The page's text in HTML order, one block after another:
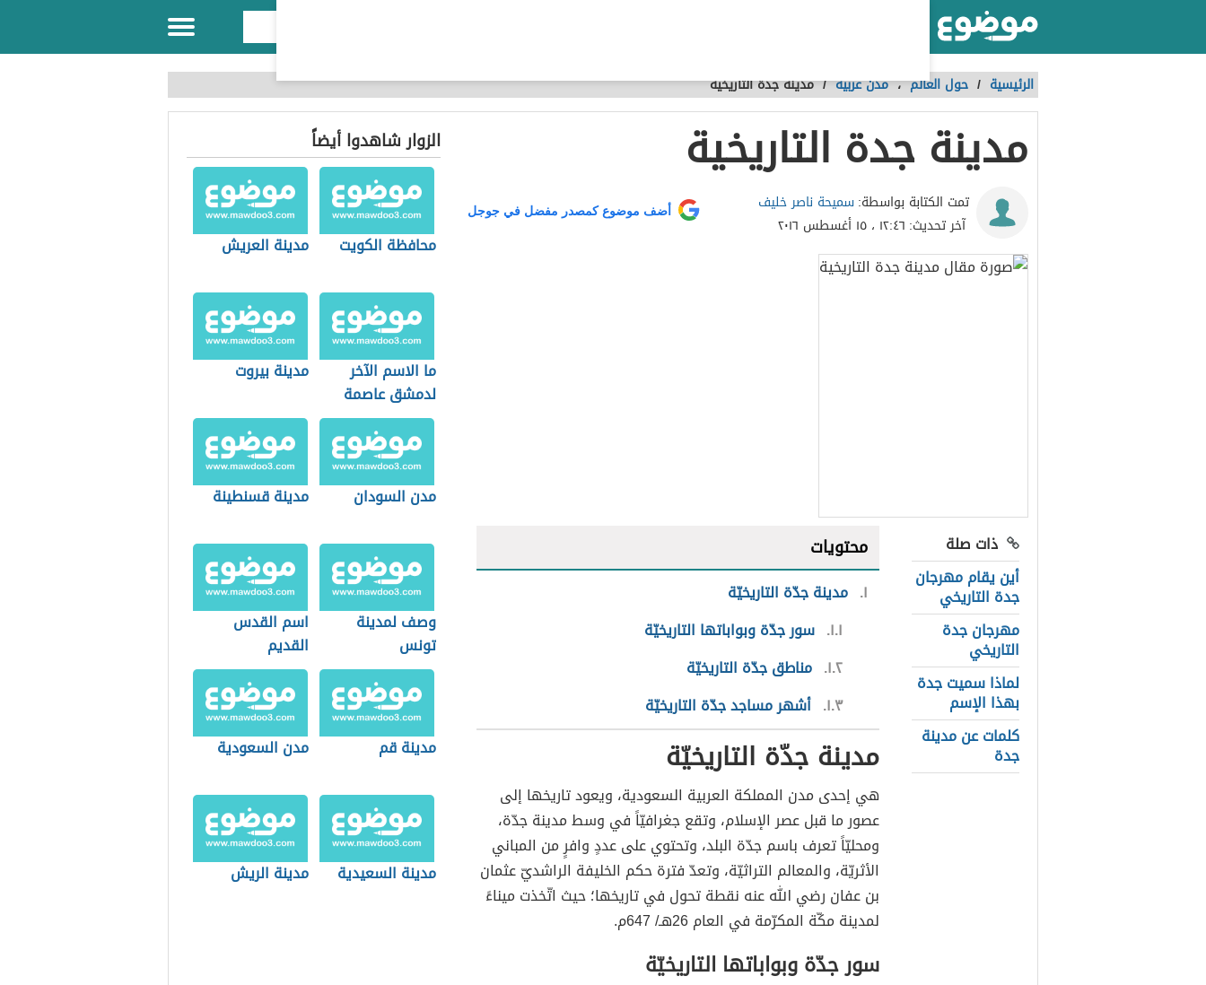
الرئيسية / حول العالم،مدن عربية /مدينة جدة التاريخية
مدينة جدة التاريخية
تمت الكتابة بواسطة:سميحة ناصر خليف
آخر تحديث: ١٢:٤٦ ، ١٥ أغسطس ٢٠١٦
أضف موضوع كمصدر مفضل في جوجل
ذات صلة
أين يقام مهرجان
جدة التاريخي
مهرجان جدة
التاريخي
لماذا سميت جدة
بهذا الإسم
كلمات عن مدينة
جدة
محتويات
١ مدينة جدّة التاريخيّة
١.١ سور جدّة وبواباتها التاريخيّة
١.٢ مناطق جدّة التاريخيّة
١.٣ أشهر مساجد جدّة التاريخيّة
مدينة جدّة التاريخيّة
هي إحدى مدن المملكة العربية السعودية، ويعود تاريخها إلى
عصور ما قبل عصر الإسلام، وتقع جغرافيّاً في وسط مدينة جدّة،
ومحليّاً تعرف باسم جدّة البلد، وتحتوي على عددٍ وافرٍ من المباني
الأثريّة، والمعالم التراثيّة، وتعدّ فترة حكم الخليفة الراشديّ عثمان
بن عفان رضي الله عنه نقطة تحول في تاريخها؛ حيث اتّخذت ميناءً
لمدينة مكّة المكرّمة في العام 26هـ/ 647م.
سور جدّة وبواباتها التاريخيّة
الزوار شاهدوا أيضاً
محافظة الكويت مدينة العريش
ما الاسم الآخر
لدمشق عاصمة
سوريا
مدينة بيروت
مدن السودان مدينة قسنطينة
وصف لمدينة
تونس
اسم القدس
القديم
مدينة قم مدن السعودية
مدينة السعيدية مدينة الريش